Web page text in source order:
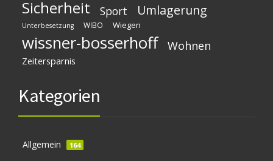
Sicherheit Sport Umlagerung
Unterbesetzung WIBO Wiegen
wissner-bosserhoff Wohnen
Zeitersparnis
Kategorien
Allgemein 164